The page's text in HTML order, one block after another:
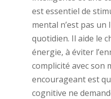
est essentiel de
mental n’est pas un
quotidien. Il aide le
énergie, à éviter
complicité avec son
encourageant est
cognitive ne